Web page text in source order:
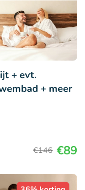
+ evt.
+ meer
€146 €89